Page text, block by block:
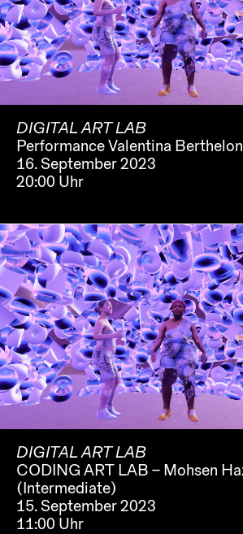
DIGITAL ART LAB
Performance Valentina
16. September 2023
20:00 Uhr
DIGITAL ART LAB
CODING ART LAB – Mohsen
(Intermediate)
15. September 2023
11:00 Uhr